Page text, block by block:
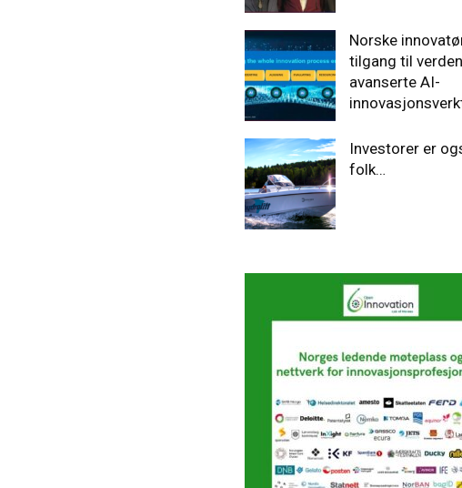
Norske
tilgang til
avanserte AI-
Investorer er
folk…